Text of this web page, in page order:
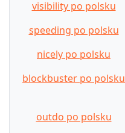
visibility po polsku
speeding po polsku
nicely po polsku
blockbuster po polsku
outdo po polsku